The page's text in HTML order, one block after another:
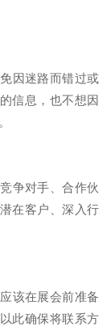
因迷路而错过或
信息，也不想因
争对手、合作伙
在客户、深入行
该在展会前准备
此确保将联系方